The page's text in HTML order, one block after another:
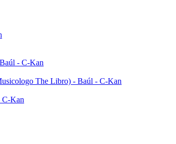
- C-Kan
The Libro) - Baúl - C-Kan
C-Kan